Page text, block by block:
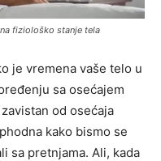
fiziološko stanje tela
je vremena vaše telo u
sa osećajem
od osećaja
kako bismo se
sa pretnjama. Ali, kada